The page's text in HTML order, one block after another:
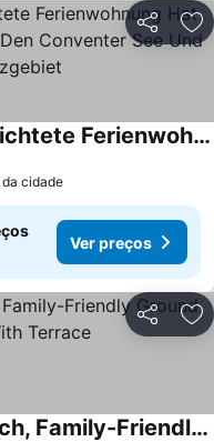
Partilhar
Die Geschmackvoll Eingerichtete Ferienwohnung Hat Einen Wunderschönen Blick Auf Den Conventer See Und Das Naturschutzgebiet
da cidade
Ver preços
Partilhar
200 M To The Natural Beach, Family-Friendly Ground Floor Apartment With Terrace